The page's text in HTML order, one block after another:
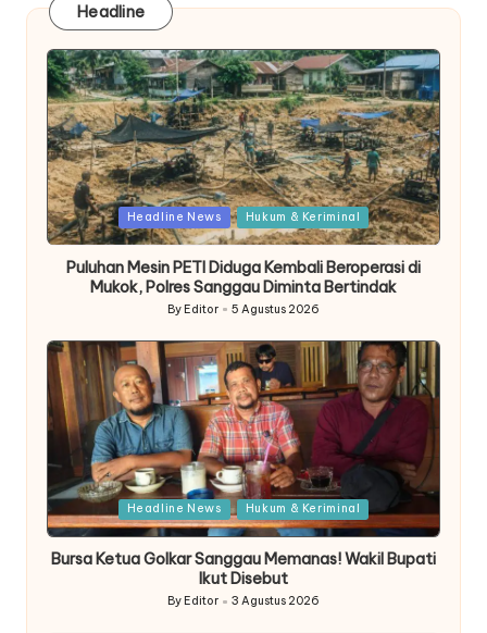
Headline
Posted
in
Headline News Hukum & Keriminal
Puluhan Mesin PETI Diduga Kembali Beroperasi di
Mukok, Polres Sanggau Diminta Bertindak
Posted
by
By Editor 5 Agustus 2026
in
Headline News Hukum & Keriminal
Bursa Ketua Golkar Sanggau Memanas! Wakil Bupati
Ikut Disebut
Posted
By Editor 3 Agustus 2026